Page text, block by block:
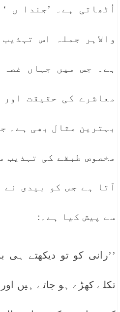
اُٹھاتی ہے۔ ’جندا ں
والاہر جملہ اس
ہے۔ جس میں جہاں
معاشرے کی حقیقت
بہترین مثال بھی ہے۔
مخصوص طبقے کی تہذیب
آتا ہے جس کو بیدی نے
سے پیش کیا ہے۔:
’’رانی کو تو دیکھتے ہی
تکلے کھڑے ہو جاتے ہیں اور